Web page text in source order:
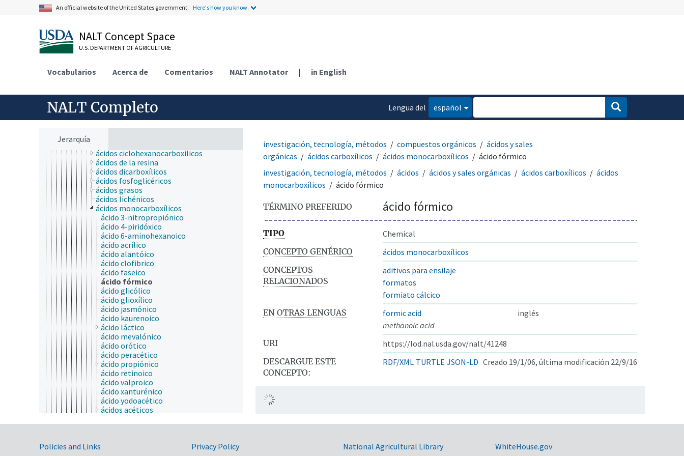
An official website of the United States government. Here's how you know.
NALT Concept Space
U.S. DEPARTMENT OF AGRICULTURE
Vocabularios Acerca de Comentarios NALT Annotator | in English
NALT Completo
Lengua del
español
Jerarquía
ácidos y sales orgánicas
ácido iscoupréssico
ácido lipoico
ácidos alfa
ácidos aromáticos
ácidos carboxílicos
ácido cinámico
ácido etacrínico
ácido gama-aminobutírico
ácidos ciclohexanocarboxilicos
ácidos de la resina
ácidos dicarboxílicos
ácidos fosfoglicéricos
ácidos grasos
ácidos lichénicos
ácidos monocarboxílicos
ácido 3-nitropropiónico
ácido 4-piridóxico
ácido 6-aminohexanoico
ácido acrílico
ácido alantóico
ácido clofibrico
ácido faseico
ácido fórmico
ácido glicólico
ácido glioxílico
ácido jasmónico
ácido kaurenoico
ácido láctico
ácido mevalónico
ácido orótico
ácido peracético
ácido propiónico
ácido retinoico
ácido valproico
ácido xanturénico
ácido yodoacético
ácidos acéticos
ácidos tricarboxílicos
investigación, tecnología, métodos compuestos orgánicos
ácidos y sales
orgánicas
ácidos carboxílicos ácidos monocarboxílicos
ácido fórmico
investigación, tecnología, métodos
ácidos ácidos y sales orgánicas ácidos carboxílicos
ácidos
monocarboxílicos
ácido fórmico
TÉRMINO PREFERIDO ácido fórmico
TIPO
Chemical
CONCEPTO GENÉRICO
ácidos monocarboxílicos
CONCEPTOS
RELACIONADOS
aditivos para ensilaje
formatos
formiato cálcico
EN OTRAS LENGUAS
formic acid
inglés
methanoic acid
URI
https://lod.nal.usda.gov/nalt/41248
DESCARGUE ESTE
CONCEPTO:
RDF/XML TURTLE JSON-LD Creado 19/1/06, última modificación 22/9/16
Government Links
Policies and Links Privacy Policy National Agricultural Library WhiteHouse.gov